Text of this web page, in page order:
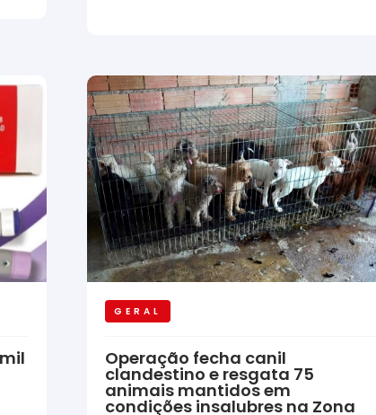
GERAL
Operação fecha canil
clandestino e resgata 75
animais mantidos em
condições insalubres na Zona